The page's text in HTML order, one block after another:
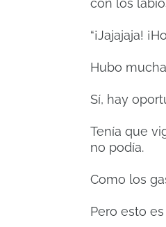
con los
“¡Jajajaja!
Hubo
Sí, hay
Tenía que
no podía.
Como los
Pero esto